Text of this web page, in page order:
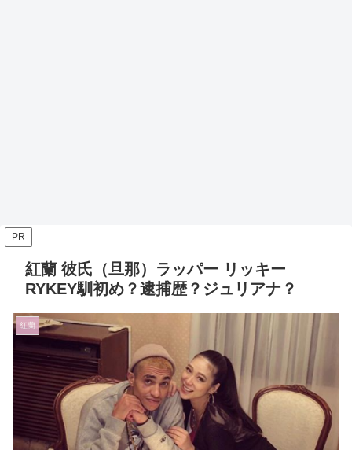
PR
紅蘭 彼氏（旦那）ラッパー リッキー
RYKEY馴初め？逮捕歴？ジュリアナ？
紅蘭